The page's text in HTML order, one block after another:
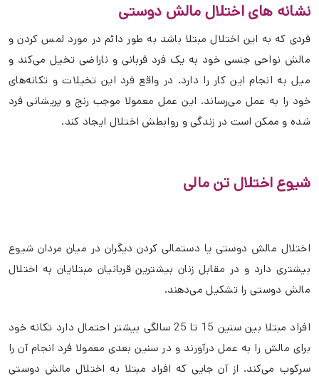
نشانه های اختلال مالش دوستی
فردی که به این اختلال مبتلا باشد به طور دائم در مورد لمس کردن و
مالش نواحی جنسی خود به یک فرد قربانی و ناراضی تخیل می‌کند و
میل به انجام این کار را دارد. در واقع فرد این تخیلات و تکانه‌های
خود را به عمل می‌رساند. این عمل معمولا موجب رنج و پریشانی فرد
شده و ممکن است در زندگی و روابطش اختلال ایجاد کند.
شیوع اختلال تن مالی
اختلال مالش دوستی یا دستمالی کردن دیگران در میان مردان شیوع
بیشتری دارد و در مقابل زنان بیشترین قربانیان مبتلایان به اختلال
مالش دوستی را تشکیل می‌دهند.
افراد مبتلا بین سنین 15 تا 25 سالگی بیشتر احتمال دارد تکانه خود
برای مالش را به عمل درآورند و در سنین بعدی معمولا فرد انجام آن را
سرکوب می‌کند. از آن جایی که افراد مبتلا به اختلال مالش دوستی